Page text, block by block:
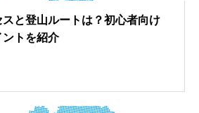
と登山ルートは？初心者向け
ントを紹介